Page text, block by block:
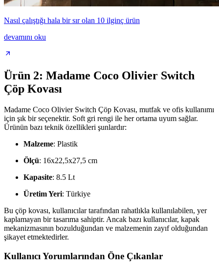
Nasıl çalıştığı hala bir sır olan 10 ilginç ürün
devamını oku
Ürün 2: Madame Coco Olivier Switch
Çöp Kovası
Madame Coco Olivier Switch Çöp Kovası, mutfak ve ofis kullanımı
için şık bir seçenektir. Soft gri rengi ile her ortama uyum sağlar.
Ürünün bazı teknik özellikleri şunlardır:
Malzeme: Plastik
Ölçü: 16x22,5x27,5 cm
Kapasite: 8.5 Lt
Üretim Yeri: Türkiye
Bu çöp kovası, kullanıcılar tarafından rahatlıkla kullanılabilen, yer
kaplamayan bir tasarıma sahiptir. Ancak bazı kullanıcılar, kapak
mekanizmasının bozulduğundan ve malzemenin zayıf olduğundan
şikayet etmektedirler.
Kullanıcı Yorumlarından Öne Çıkanlar